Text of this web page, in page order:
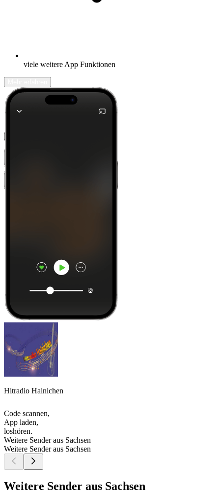
viele weitere App Funktionen
Hitradio Hainichen
Code scannen,
App laden,
loshören.
Weitere Sender aus Sachsen
Weitere Sender aus Sachsen
Weitere Sender aus Sachsen